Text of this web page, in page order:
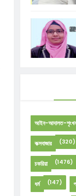
আইন-আদালত-
কক্সবাজার (320)
চকরিয়া (1476)
ধর্ম (147)